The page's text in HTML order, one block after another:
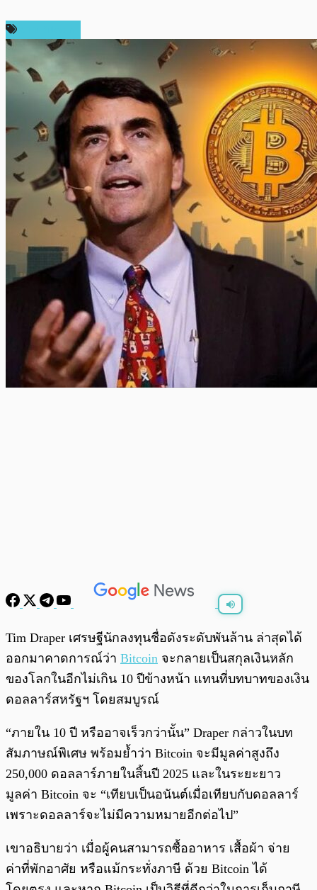
/
Tim Draper เศรษฐีนักลงทุนชื่อดังระดับพันล้าน ล่าสุดได้
ออกมาคาดการณ์ว่า Bitcoin จะกลายเป็นสกุลเงินหลัก
ของโลกในอีกไม่เกิน 10 ปีข้างหน้า แทนที่บทบาทของเงิน
ดอลลาร์สหรัฐฯ โดยสมบูรณ์
“ภายใน 10 ปี หรืออาจเร็วกว่านั้น” Draper กล่าวในบท
สัมภาษณ์พิเศษ พร้อมย้ำว่า Bitcoin จะมีมูลค่าสูงถึง
250,000 ดอลลาร์ภายในสิ้นปี 2025 และในระยะยาว
มูลค่า Bitcoin จะ “เทียบเป็นอนันต์เมื่อเทียบกับดอลลาร์
เพราะดอลลาร์จะไม่มีความหมายอีกต่อไป”
เขาอธิบายว่า เมื่อผู้คนสามารถซื้ออาหาร เสื้อผ้า จ่าย
ค่าที่พักอาศัย หรือแม้กระทั่งภาษี ด้วย Bitcoin ได้